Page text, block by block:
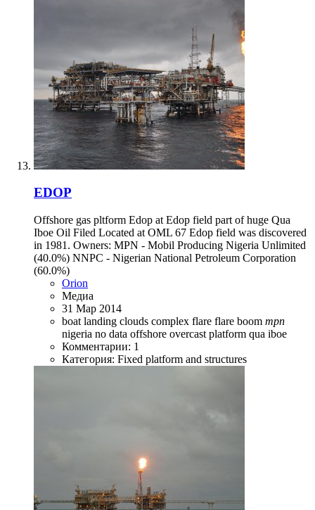
EDOP
Offshore gas pltform Edop at Edop field part of huge Qua
Iboe Oil Filed Located at OML 67 Edop field was discovered
in 1981. Owners: MPN - Mobil Producing Nigeria Unlimited
(40.0%) NNPC - Nigerian National Petroleum Corporation
(60.0%)
Orion
Медиа
31 Мар 2014
boat landing clouds complex flare flare boom mpn
nigeria no data offshore overcast platform qua iboe
Комментарии: 1
Категория: Fixed platform and structures